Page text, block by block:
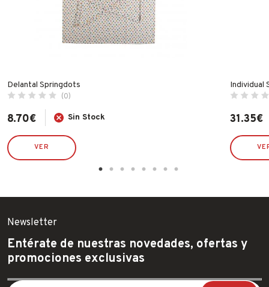
Delantal Springdots
(0)
8.70€ Sin Stock
VER
Individual
31.35€
Newsletter
Entérate de nuestras novedades, ofertas y
promociones exclusivas